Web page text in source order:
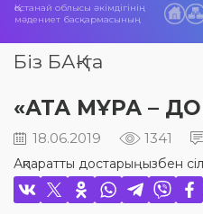
Қостанай облысы әкімдігінің
мәдениет басқармасының
Біз БАҚ-та
«АТА МҰРА –
18.06.2019 1341
Ақпаратты достарыңызбен